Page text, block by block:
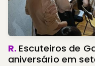
R. Escuteiros de
aniversário em